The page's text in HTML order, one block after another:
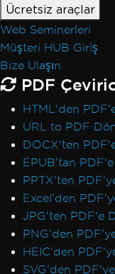
Ücretsiz araçlar
Web Seminerleri
Müşteri HUB Giriş
Bize Ulaşın
PDF
HTML'den
URL to PDF
DOCX'ten
EPUB'tan
PPTX'ten
Excel'den
JPG'ten PDF'e
PNG'den
HEIC'den
SVG'den